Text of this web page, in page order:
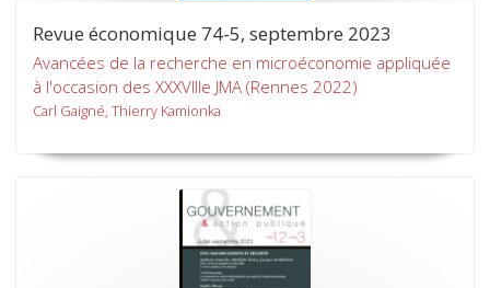
Revue économique 74-5, septembre 2023
Avancées de la recherche en microéconomie appliquée
à l'occasion des XXXVIIIe JMA (Rennes 2022)
Carl Gaigné, Thierry Kamionka